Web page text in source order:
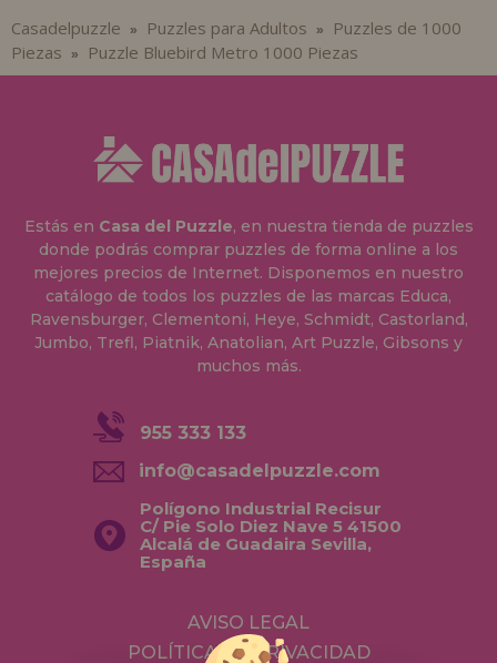
Casadelpuzzle » Puzzles para Adultos »
Puzzles de 1000
Piezas » Puzzle Bluebird Metro 1000 Piezas
Estás en Casa del Puzzle, en nuestra tienda de puzzles
donde podrás comprar puzzles de forma online a los
mejores precios de Internet. Disponemos en nuestro
catálogo de todos los puzzles de las marcas Educa,
Ravensburger, Clementoni, Heye, Schmidt, Castorland,
Jumbo, Trefl, Piatnik, Anatolian, Art Puzzle, Gibsons y
muchos más.
955 333 133
info@casadelpuzzle.com
Polígono Industrial Recisur
C/ Pie Solo Diez Nave 5 41500
Alcalá de Guadaira Sevilla,
España
AVISO LEGAL
POLÍTICA DE PRIVACIDAD